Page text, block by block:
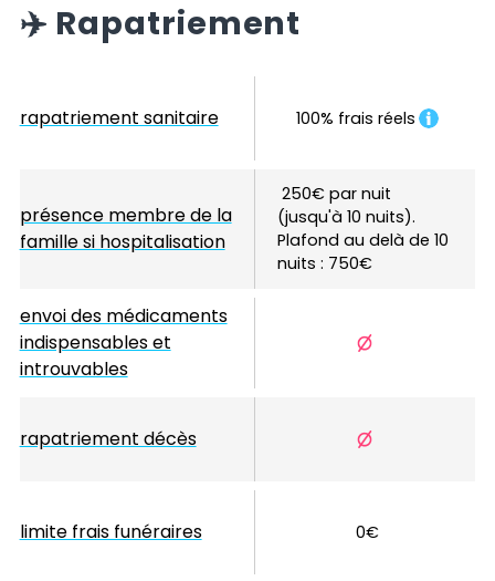
✈️ Rapatriement
rapatriement sanitaire 100% frais réels
présence membre de la
famille si hospitalisation
250€ par nuit
(jusqu'à 10 nuits).
Plafond au delà de 10
nuits : 750€
envoi des médicaments
indispensables et
introuvables
rapatriement décès
limite frais funéraires 0€